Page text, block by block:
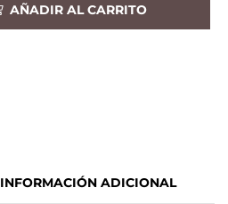
AÑADIR AL CARRITO
INFORMACIÓN ADICIONAL